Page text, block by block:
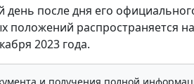
день после дня его
положений распространяется на
2023 года.